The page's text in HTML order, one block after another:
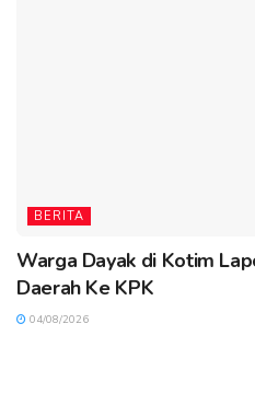
BERITA
Warga Dayak di Kotim
Daerah Ke KPK
04/08/2026